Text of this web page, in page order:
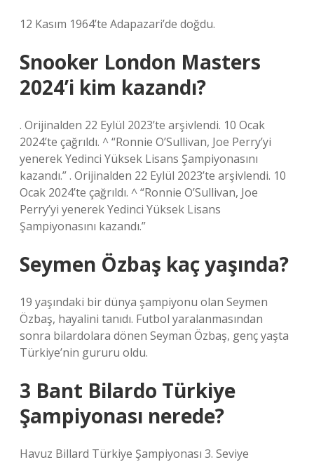
12 Kasım 1964’te Adapazari’de doğdu.
Snooker London Masters
2024’i kim kazandı?
. Orijinalden 22 Eylül 2023’te arşivlendi. 10 Ocak
2024’te çağrıldı. ^ “Ronnie O’Sullivan, Joe Perry’yi
yenerek Yedinci Yüksek Lisans Şampiyonasını
kazandı.” . Orijinalden 22 Eylül 2023’te arşivlendi. 10
Ocak 2024’te çağrıldı. ^ “Ronnie O’Sullivan, Joe
Perry’yi yenerek Yedinci Yüksek Lisans
Şampiyonasını kazandı.”
Seymen Özbaş kaç yaşında?
19 yaşındaki bir dünya şampiyonu olan Seymen
Özbaş, hayalini tanıdı. Futbol yaralanmasından
sonra bilardolara dönen Seyman Özbaş, genç yaşta
Türkiye’nin gururu oldu.
3 Bant Bilardo Türkiye
Şampiyonası nerede?
Havuz Billard Türkiye Şampiyonası 3. Seviye